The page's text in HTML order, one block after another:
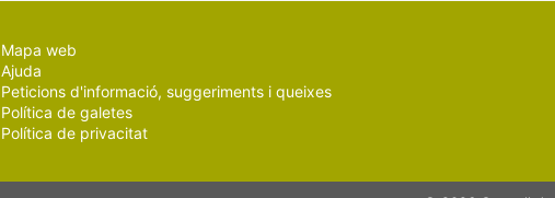
Mapa web
Ajuda
Peticions d'informació, suggeriments i queixes
Política de galetes
Política de privacitat